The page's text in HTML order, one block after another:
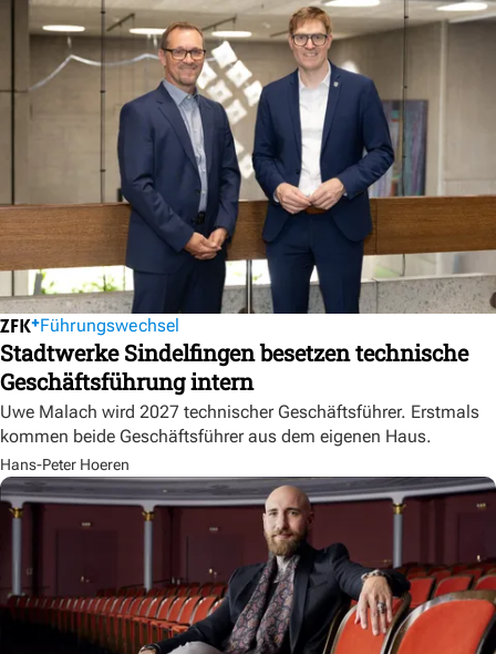
Führungswechsel
Stadtwerke Sindelfingen besetzen technische
Geschäftsführung intern
Uwe Malach wird 2027 technischer Geschäftsführer. Erstmals
kommen beide Geschäftsführer aus dem eigenen Haus.
Hans-Peter Hoeren